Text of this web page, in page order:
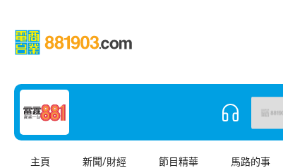
主頁 新聞/財經 節目精華 馬路的事